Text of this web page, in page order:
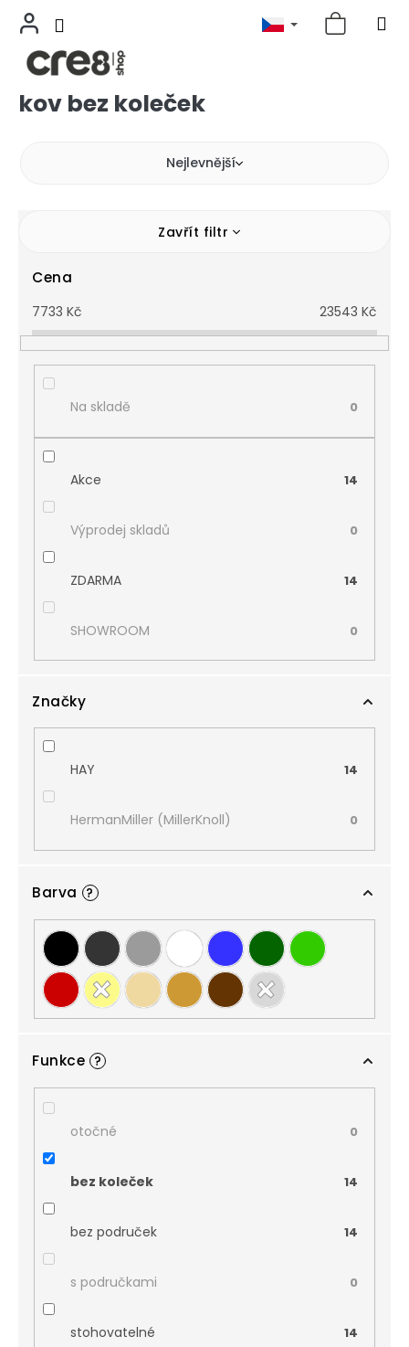
Přejítkov bez koleček
Nejlevnější
Zavřít filtr
Cena
7733 Kč 23543 Kč
Na skladě 0
Akce 14
Výprodej skladů 0
ZDARMA 14
SHOWROOM 0
Značky
HAY 14
HermanMiller (MillerKnoll) 0
Barva ?
Funkce ?
otočné 0
bez koleček 14
bez područek 14
s područkami 0
stohovatelné 14